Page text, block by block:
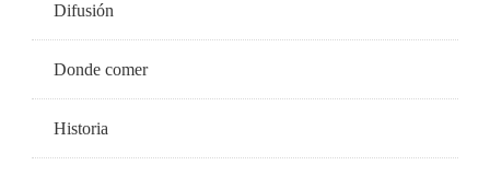
Difusión
Donde comer
Historia